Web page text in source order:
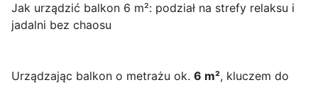
Jak urządzić balkon 6 m²: podział na strefy relaksu i
jadalni bez chaosu
Urządzając balkon o metrażu ok. 6 m², kluczem do